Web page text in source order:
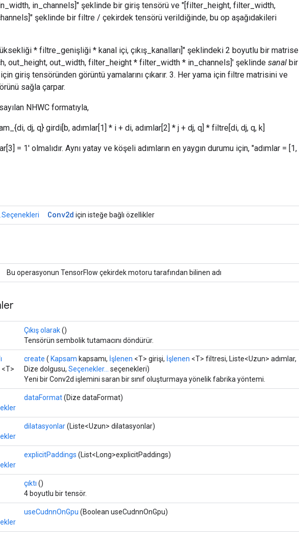
in_channels]" şeklinde bir giriş tensörü ve "[filter_height, filter_width,
şeklinde bir filtre / çekirdek tensörü verildiğinde, bu op aşağıdakileri
* filtre_genişliği * kanal içi, çıkış_kanalları]" şeklindeki 2 boyutlu bir matrise
out_height, out_width, filter_height * filter_width * in_channels]' şeklinde sanal bir
giriş tensöründen görüntü yamalarını çıkarır. 3. Her yama için filtre matrisini ve
sağla çarpar.
NHWC formatıyla,
dj, q} girdi[b, adımlar[1] * i + di, adımlar[2] * j + dj, q] * filtre[di, dj, q, k]
= 1' olmalıdır. Aynı yatay ve köşeli adımların en yaygın durumu için, "adımlar = [1,
Conv2d için isteğe bağlı özellikler
Bu operasyonun TensorFlow çekirdek motoru tarafından bilinen adı
Çıkış olarak()
Tensörün sembolik tutamacını döndürür.
<T>
create ( Kapsam kapsamı, İşlenen <T> girişi, İşlenen <T> filtresi, Liste<Uzun> adımlar,
Dize dolgusu, Seçenekler...
seçenekleri)
Yeni bir Conv2d işlemini saran bir sınıf oluşturmaya yönelik fabrika yöntemi.
dataFormat(Dize dataFormat)
dilatasyonlar(Liste<Uzun> dilatasyonlar)
explicitPaddings (List<Long>explicitPaddings)
çıktı ()
4 boyutlu bir tensör.
useCudnnOnGpu (Boolean useCudnnOnGpu)